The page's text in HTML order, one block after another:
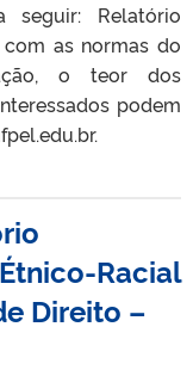
Relatório
as normas do
o teor dos
podem
Racial
Direito –